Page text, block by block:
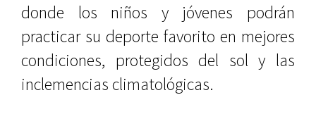
donde los niños y jóvenes podrán
practicar su deporte favorito en mejores
condiciones, protegidos del sol y las
inclemencias climatológicas.